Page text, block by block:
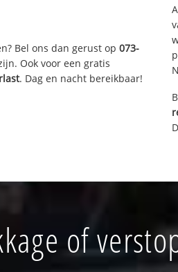
Bel ons dan gerust op073-
Ook voor een gratis
. Dag en nacht bereikbaar!
of